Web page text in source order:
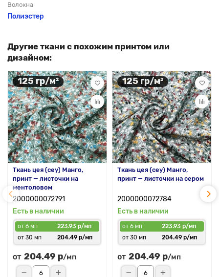
Волокна
Полиэстер
Другие ткани с похожим принтом или
дизайном:
125 гр/м²
Ткань цея (cey) Манго,
принт — листочки на
ментоловом
2000000072791
Есть в наличии
от 6 мп
223.93 р/мп
от 30 мп
204.49 р/мп
от 204.49 р/мп
125 гр/м²
Ткань цея (cey) Манго,
принт — листочки на сером
2000000072784
Есть в наличии
от 6 мп
223.93 р/мп
от 30 мп
204.49 р/мп
от 204.49 р/мп